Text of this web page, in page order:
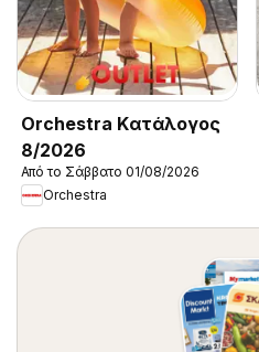
Orchestra Kατάλογος
8/2026
Από το Σάββατο 01/08/2026
Orchestra